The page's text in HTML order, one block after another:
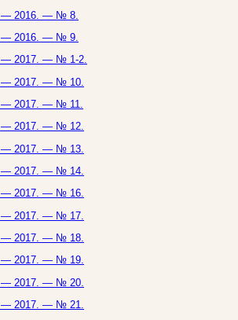
— 2016. — № 8.
— 2016. — № 9.
— 2017. — № 1-2.
— 2017. — № 10.
— 2017. — № 11.
— 2017. — № 12.
— 2017. — № 13.
— 2017. — № 14.
— 2017. — № 16.
— 2017. — № 17.
— 2017. — № 18.
— 2017. — № 19.
— 2017. — № 20.
— 2017. — № 21.